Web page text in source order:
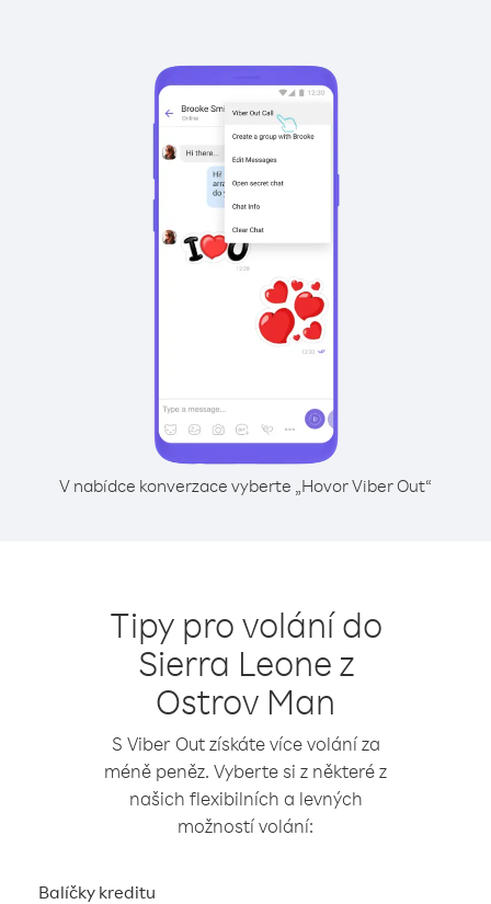
V nabídce konverzace vyberte „Hovor Viber Out“
Tipy pro volání do
Sierra Leone z
Ostrov Man
S Viber Out získáte více volání za
méně peněz. Vyberte si z některé z
našich flexibilních a levných
možností volání:
Balíčky kreditu